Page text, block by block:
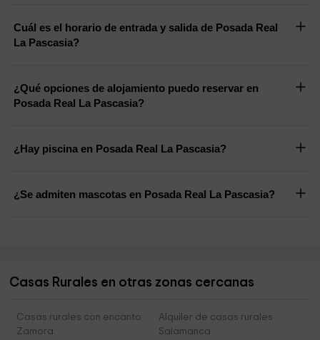
Cuál es el horario de entrada y salida de Posada Real
La Pascasia?
¿Qué opciones de alojamiento puedo reservar en
Posada Real La Pascasia?
¿Hay piscina en Posada Real La Pascasia?
¿Se admiten mascotas en Posada Real La Pascasia?
Casas Rurales en otras zonas cercanas
Casas rurales con encanto
Zamora
Alquiler de casas rurales
Salamanca